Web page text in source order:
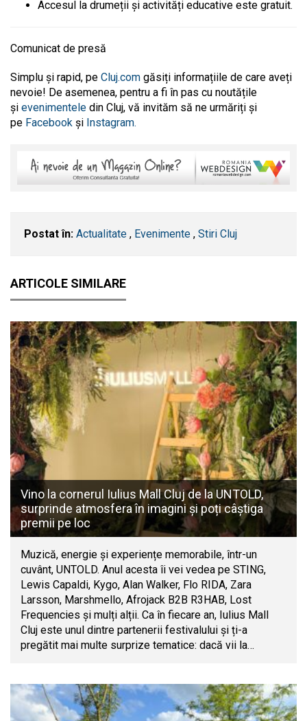
Accesul la drumeții și activități educative este gratuit.
Comunicat de presă
Simplu și rapid, pe Cluj.com găsiți informațiile de care aveți
nevoie! De asemenea, pentru a fi în pas cu noutățile
și evenimentele din Cluj, vă invităm să ne urmăriți și
pe Facebook și Instagram.
Postat în: Actualitate , Evenimente , Stiri Cluj
ARTICOLE SIMILARE
Vino la cornerul Iulius Mall Cluj de la UNTOLD,
surprinde atmosfera în imagini și poți câștiga
premii pe loc
Muzică, energie și experiențe memorabile, într-un
cuvânt, UNTOLD. Anul acesta îi vei vedea pe STING,
Lewis Capaldi, Kygo, Alan Walker, Flo RIDA, Zara
Larsson, Marshmello, Afrojack B2B R3HAB, Lost
Frequencies și mulți alții. Ca în fiecare an, Iulius Mall
Cluj este unul dintre partenerii festivalului și ți-a
pregătit mai multe surprize tematice: dacă vii la…